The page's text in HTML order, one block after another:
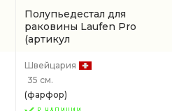
Полупьедестал для
раковины Laufen Pro
(артикул
Швейцария
35 см.
(фарфор)